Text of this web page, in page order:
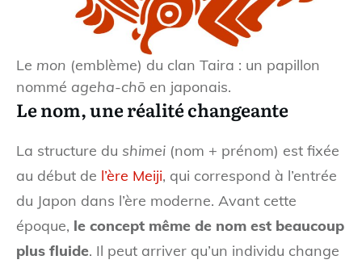
Le mon (emblème) du clan Taira : un papillon
nommé ageha-chō en japonais.
Le nom, une réalité changeante
La structure du shimei (nom + prénom) est fixée
au début de l’ère Meiji, qui correspond à l’entrée
du Japon dans l’ère moderne. Avant cette
époque, le concept même de nom est beaucoup
plus fluide. Il peut arriver qu’un individu change